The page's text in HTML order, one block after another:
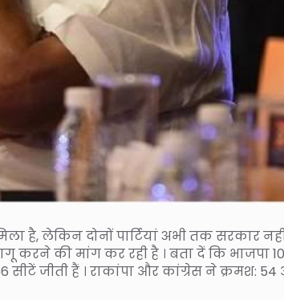
है, लेकिन दोनों पार्टियां अभी तक सरकार
करने की मांग कर रही है । बता दें कि भाजपा
सीटें जीती हैं । राकांपा और कांग्रेस ने क्रमश: